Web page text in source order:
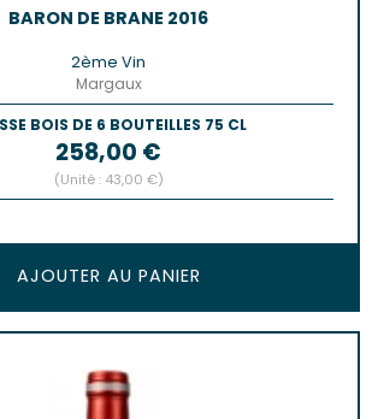
BARON DE BRANE 2016
2ème Vin
Margaux
BOIS DE 6 BOUTEILLES 75 CL
Prix
258,00 €
(Unité : 43,00 €)
AJOUTER AU PANIER